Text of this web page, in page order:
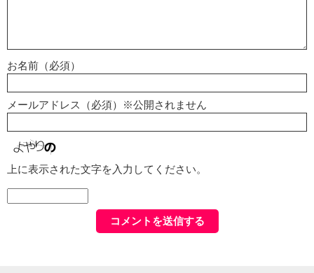
お名前（必須）
メールアドレス（必須）※公開されません
上に表示された文字を入力してください。